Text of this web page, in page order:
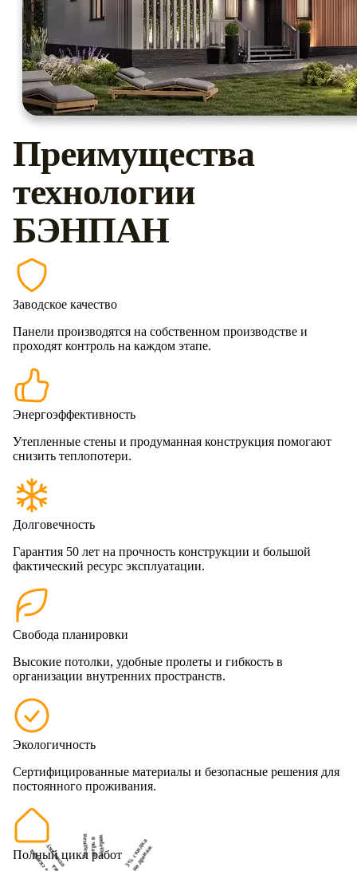
Преимущества
технологии
БЭНПАН
Заводское качество
Панели производятся на собственном производстве и
проходят контроль на каждом этапе.
Энергоэффективность
Утепленные стены и продуманная конструкция помогают
снизить теплопотери.
Долговечность
Гарантия 50 лет на прочность конструкции и большой
фактический ресурс эксплуатации.
Свобода планировки
Высокие потолки, удобные пролеты и гибкость в
организации внутренних пространств.
Экологичность
Сертифицированные материалы и безопасные решения для
постоянного проживания.
Полный цикл работ
3% скидкана
Входная 3% скидка
на дренаж